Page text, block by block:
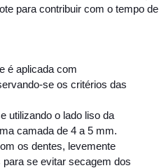
para contribuir com o tempo de
é aplicada com
se os critérios das
utilizando o lado liso da
camada de 4 a 5 mm.
os dentes, levemente
para se evitar secagem dos